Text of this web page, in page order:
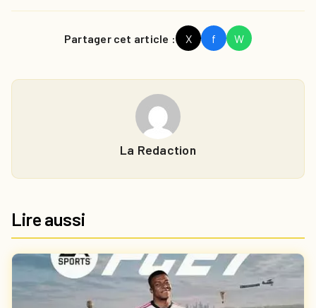
Partager cet article : X f W
La Redaction
Lire aussi